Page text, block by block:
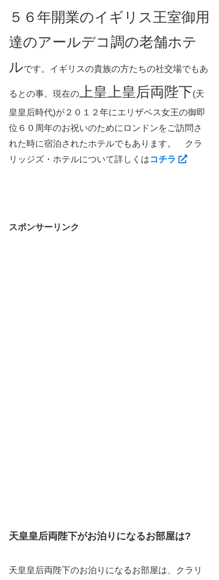
５６年開業のイギリス王室御用
達のアールデコ調の老舗ホテ
ルです。イギリスの貴族の方たちの社交場でもあ
るとの事。現在の上皇上皇后両陛下(天
皇皇后時代)が２０１２年にエリザベス女王の御即
位６０周年のお祝いのためにロンドンをご訪問さ
れた時に宿泊されたホテルでもあります。 クラ
リッジズ・ホテルについて詳しくはコチラ
スポンサーリンク
天皇皇后両陛下がお泊りになるお部屋は?
天皇皇后両陛下のお泊りになるお部屋は、クラリ